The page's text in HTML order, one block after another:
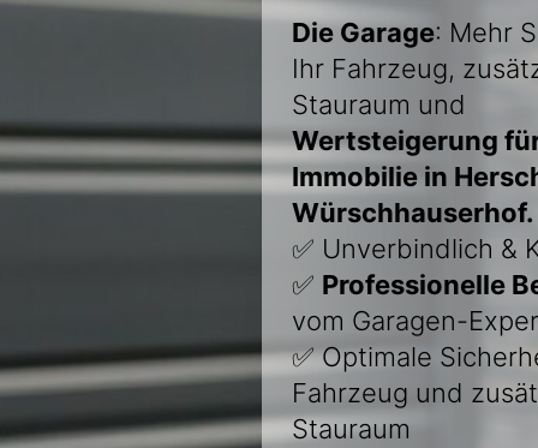
Die Garage: Mehr
Ihr Fahrzeug,
Stauraum und
Wertsteigerung
Immobilie in
Würschhauserhof.
✅ Unverbindlich &
✅ Professionelle
vom Garagen-
✅ Optimale
Fahrzeug und
Stauraum